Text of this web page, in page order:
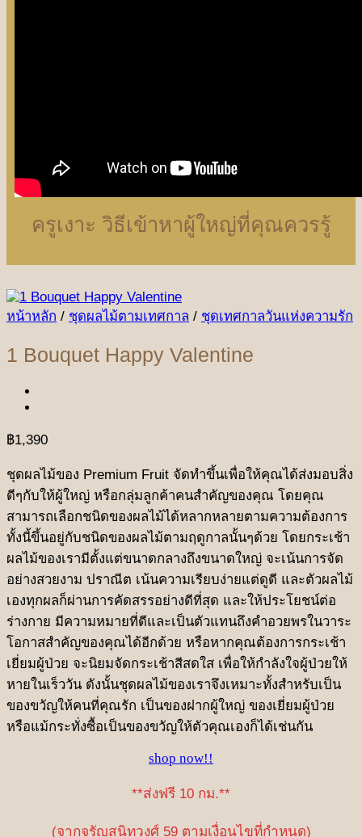
ครูเงาะ วิธีเข้าหาผู้ใหญ่ที่คุณควรรู้
หน้าหลัก / ชุดผลไม้ตามเทศกาล / ชุดเทศกาลวันแห่งความรัก
1 Bouquet Happy Valentine
฿1,390
ชุดผลไม้ของ Premium Fruit จัดทำขึ้นเพื่อให้คุณได้ส่งมอบสิ่ง
ดีๆกับให้ผู้ใหญ่ หรือกลุ่มลูกค้าคนสำคัญของคุณ โดยคุณ
สามารถเลือกชนิดของผลไม้ได้หลากหลายตามความต้องการ
ทั้งนี้ขึ้นอยู่กับชนิดของผลไม้ตามฤดูกาลนั้นๆด้วย โดยกระเช้า
ผลไม้ของเรามีตั้งแต่ขนาดกลางถึงขนาดใหญ่ จะเน้นการจัด
อย่างสวยงาม ปราณีต เน้นความเรียบง่ายแต่ดูดี และตัวผลไม้
เองทุกผลก็ผ่านการคัดสรรอย่างดีที่สุด และให้ประโยชน์ต่อ
ร่างกาย มีความหมายที่ดีและเป็นตัวแทนถึงคำอวยพรในวาระ
โอกาสสำคัญของคุณได้อีกด้วย หรือหากคุณต้องการกระเช้า
เยี่ยมผู้ป่วย จะนิยมจัดกระเช้าสีสดใส เพื่อให้กำลังใจผู้ป่วยให้
หายในเร็ววัน ดังนั้นชุดผลไม้ของเราจึงเหมาะทั้งสำหรับเป็น
ของขวัญให้คนที่คุณรัก เป็นของฝากผู้ใหญ่ ของเยี่ยมผู้ป่วย
หรือแม้กระทั่งซื้อเป็นของขวัญให้ตัวคุณเองก็ได้เช่นกัน
shop now!!
**ส่งฟรี 10 กม.**
(จากจรัญสนิทวงศ์ 59 ตามเงื่อนไขที่กำหนด)